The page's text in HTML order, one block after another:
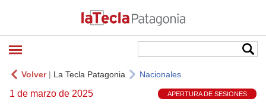
Volver| La Tecla Patagonia Nacionales
1 de marzo de 2025 APERTURA DE SESIONES